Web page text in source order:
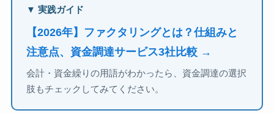
▼ 実践ガイド
【2026年】ファクタリングとは？仕組みと
注意点、資金調達サービス3社比較 →
会計・資金繰りの用語がわかったら、資金調達の選択
肢もチェックしてみてください。